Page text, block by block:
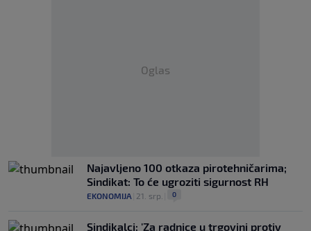
Oglas
Najavljeno 100 otkaza pirotehničarima;
Sindikat: To će ugroziti sigurnost RH
EKONOMIJA 21. srp. 0
Sindikalci: 'Za radnice u trgovini protiv